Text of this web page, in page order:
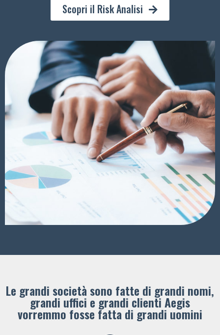
Scopri il Risk Analisi
Le grandi società sono fatte di grandi nomi,
grandi uffici e grandi clienti ​Aegis
vorremmo fosse fatta di grandi uomini